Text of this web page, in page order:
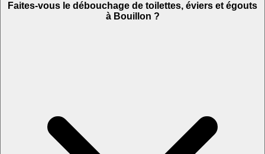
Faites-vous le débouchage de toilettes, éviers et égouts
à Bouillon ?